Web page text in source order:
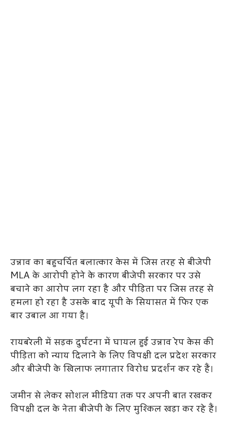
उन्नाव का बहुचर्चित बलात्कार केस में जिस तरह से बीजेपी
MLA के आरोपी होने के कारण बीजेपी सरकार पर उसे
बचाने का आरोप लग रहा है और पीड़िता पर जिस तरह से
हमला हो रहा है उसके बाद यूपी के सियासत में फिर एक
बार उबाल आ गया है।
रायबरेली में सड़क दुर्घटना में घायल हुई उन्नाव रेप केस की
पीड़िता को न्याय दिलाने के लिए विपक्षी दल प्रदेश सरकार
और बीजेपी के खिलाफ लगातार विरोध प्रदर्शन कर रहे हैं।
जमीन से लेकर सोशल मीडिया तक पर अपनी बात रखकर
विपक्षी दल के नेता बीजेपी के लिए मुश्किल खड़ा कर रहे हैं।